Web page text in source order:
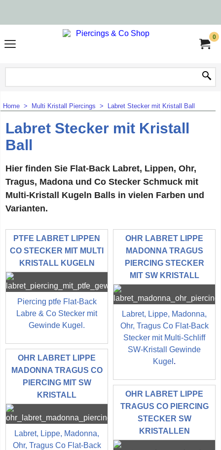
0
Home > Multi Kristall Piercings > Labret Stecker mit Kristall Ball
Labret Stecker mit Kristall
Ball
Hier finden Sie Flat-Back Labret, Lippen, Ohr,
Tragus, Madona und Co Stecker Schmuck mit
Multi-Kristall Kugeln Balls in vielen Farben und
Varianten.
PTFE LABRET LIPPEN
CO STECKER MIT MULTI
KRISTALL KUGELN
Piercing ptfe Flat-Back
Labre & Co Stecker mit
Gewinde Kugel.
OHR LABRET LIPPE
MADONNA TRAGUS
PIERCING STECKER
MIT SW KRISTALL
Labret, Lippe, Madonna,
Ohr, Tragus Co Flat-Back
Stecker mit Multi-Schliff
SW-Kristall Gewinde
Kugel .
OHR LABRET LIPPE
MADONNA TRAGUS CO
PIERCING MIT SW
KRISTALL
Labret, Lippe, Madonna,
Ohr, Tragus Co Flat-Back
OHR LABRET LIPPE
TRAGUS CO PIERCING
STECKER SW
KRISTALLEN